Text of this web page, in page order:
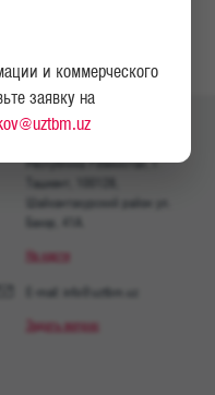
Республика Узбекистан, г.
Ташкент, 100128,
Шайхантахурский район ул.
Бахор, 41A.
На карте
E-mail: info@uztbm.uz
Задать вопрос
и коммерческого
заявку на